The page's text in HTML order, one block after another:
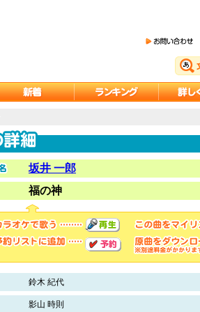
坂井 一郎
福の神
鈴木 紀代
影山 時則